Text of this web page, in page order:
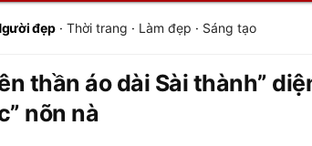
đẹp ·Thời trang · Làm đẹp · Sáng tạo
thần áo dài Sài thành”
nõn nà